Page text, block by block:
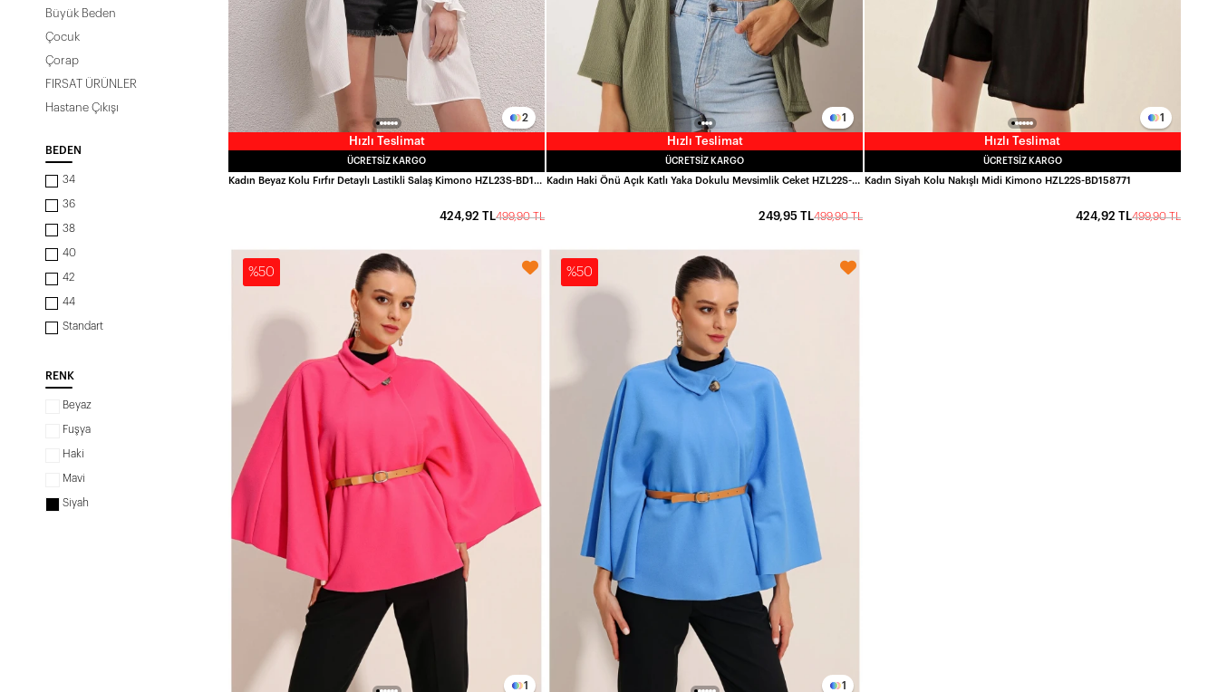
Büyük Beden
Çocuk
Çorap
FIRSAT ÜRÜNLER
Hastane Çıkışı
BEDEN
34
36
38
40
42
44
Standart
RENK
Beyaz
Fuşya
Haki
Mavi
Siyah
Hızlı Teslimat
2
ÜCRETSIZ KARGO
Kadın Beyaz Kolu Fırfır Detaylı Lastikli Salaş Kimono HZL23S-BD158821
499,90 TL
424,92 TL
Hızlı Teslimat
1
ÜCRETSIZ KARGO
Kadın Haki Önü Açık Katlı Yaka Dokulu Mevsimlik Ceket HZL22S-BD158621
499,90 TL
249,95 TL
Hızlı Teslimat
1
ÜCRETSIZ KARGO
Kadın Siyah Kolu Nakışlı Midi Kimono HZL22S-BD158771
499,90 TL
424,92 TL
%50
1
%50
1